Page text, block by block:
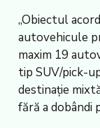
„Obiectul
autovehicule
maxim 19
tip SUV/pick-
destinație
fără a dobândi